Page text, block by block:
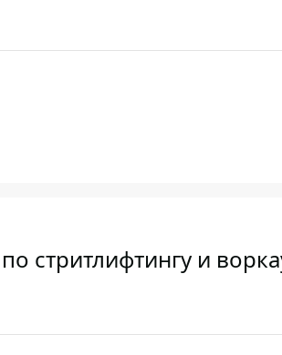
стритлифтингу и